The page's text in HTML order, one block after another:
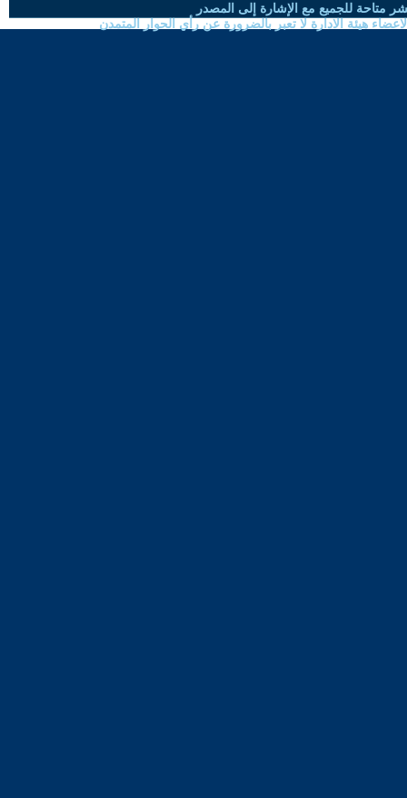
متاحة للجميع مع الإشارة إلى المصدر
هيئة الادارة لا تعبر بالضرورة عن رأي الحوار المتمدن